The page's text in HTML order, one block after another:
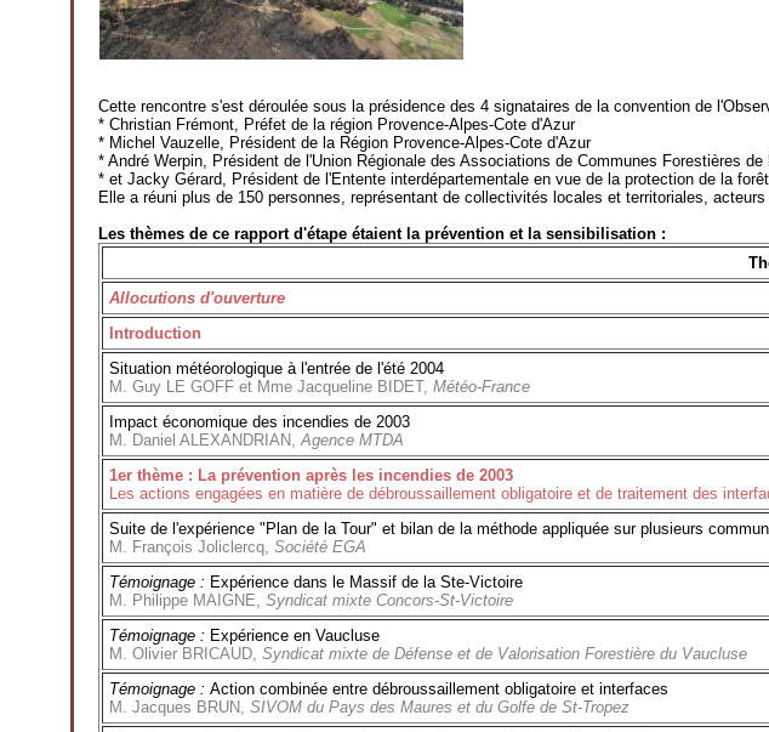
Cette rencontre s'est déroulée sous la présidence des 4 signataires de la convention de
* Christian Frémont, Préfet de la région Provence-Alpes-Cote d'Azur
* Michel Vauzelle, Président de la Région Provence-Alpes-Cote d'Azur
* André Werpin, Président de l'Union Régionale des Associations de Communes Forestières
* et Jacky Gérard, Président de l'Entente interdépartementale en vue de la protection de la
Elle a réuni plus de 150 personnes, représentant de collectivités locales et territoriales,
Les thèmes de ce rapport d'étape étaient la prévention et la sensibilisation :
Allocutions d'ouverture
Introduction
Situation météorologique à l'entrée de l'été 2004
M. Guy LE GOFF et Mme Jacqueline BIDET, Météo-France
Impact économique des incendies de 2003
M. Daniel ALEXANDRIAN,Agence MTDA
1er thème : La prévention après les incendies de 2003
Les actions engagées en matière de débroussaillement obligatoire et de traitement des
Suite de l'expérience "Plan de la Tour" et bilan de la méthode appliquée sur plusieurs
M. François Joliclercq, Société EGA
Témoignage : Expérience dans le Massif de la Ste-Victoire
M. Philippe MAIGNE, Syndicat mixte Concors-St-Victoire
Témoignage : Expérience en Vaucluse
M. Olivier BRICAUD, Syndicat mixte de Défense et de Valorisation Forestière du Vaucluse
Témoignage : Action combinée entre débroussaillement obligatoire et interfaces
M. Jacques BRUN, SIVOM du Pays des Maures et du Golfe de St-Tropez